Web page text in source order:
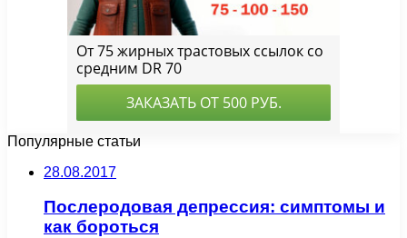
Популярные статьи
28.08.2017
Послеродовая депрессия: симптомы и
как бороться